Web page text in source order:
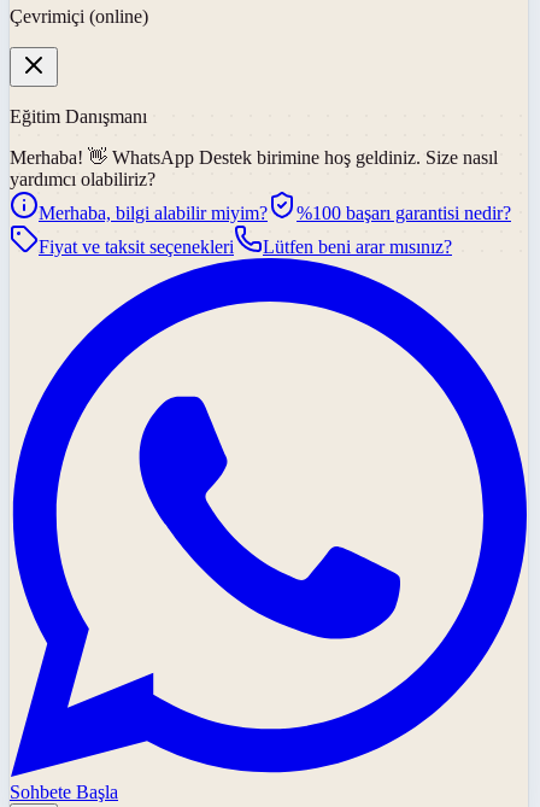
Çevrimiçi (online)
Eğitim Danışmanı
Merhaba! 👋 WhatsApp Destek birimine hoş geldiniz. Size nasıl
yardımcı olabiliriz?
Merhaba, bilgi alabilir miyim?
%100 başarı garantisi nedir?
Fiyat ve taksit seçenekleri
Lütfen beni arar mısınız?
Sohbete Başla